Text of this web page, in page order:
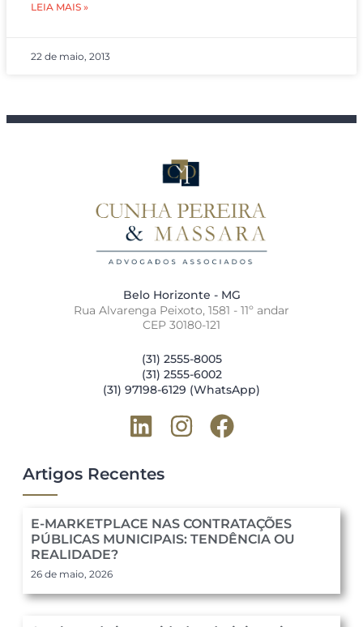
LEIA MAIS »
22 de maio, 2013
Belo Horizonte - MG
Rua Alvarenga Peixoto, 1581 - 11º andar
CEP 30180-121
(31) 2555-8005
(31) 2555-6002
(31) 97198-6129 (WhatsApp)
Artigos Recentes
E-MARKETPLACE NAS CONTRATAÇÕES
PÚBLICAS MUNICIPAIS: TENDÊNCIA OU
REALIDADE?
26 de maio, 2026